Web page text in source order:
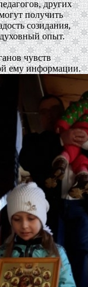
других
получить
созидания,
опыт.
чувств
ему информации.